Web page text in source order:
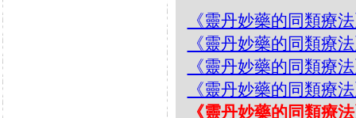
《靈丹妙藥的同類療
《靈丹妙藥的同類療
《靈丹妙藥的同類療
《靈丹妙藥的同類療
《靈丹妙藥的同類療